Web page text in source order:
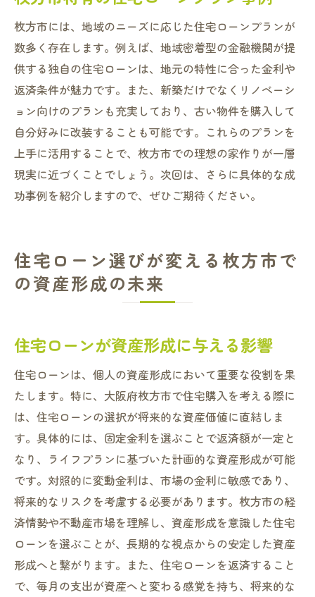
枚方市には、地域のニーズに応じた住宅ローンプランが
数多く存在します。例えば、地域密着型の金融機関が提
供する独自の住宅ローンは、地元の特性に合った金利や
返済条件が魅力です。また、新築だけでなくリノベーシ
ョン向けのプランも充実しており、古い物件を購入して
自分好みに改装することも可能です。これらのプランを
上手に活用することで、枚方市での理想の家作りが一層
現実に近づくことでしょう。次回は、さらに具体的な成
功事例を紹介しますので、ぜひご期待ください。
住宅ローン選びが変える枚方市で
の資産形成の未来
住宅ローンが資産形成に与える影響
住宅ローンは、個人の資産形成において重要な役割を果
たします。特に、大阪府枚方市で住宅購入を考える際に
は、住宅ローンの選択が将来的な資産価値に直結しま
す。具体的には、固定金利を選ぶことで返済額が一定と
なり、ライフプランに基づいた計画的な資産形成が可能
です。対照的に変動金利は、市場の金利に敏感であり、
将来的なリスクを考慮する必要があります。枚方市の経
済情勢や不動産市場を理解し、資産形成を意識した住宅
ローンを選ぶことが、長期的な視点からの安定した資産
形成へと繋がります。また、住宅ローンを返済すること
で、毎月の支出が資産へと変わる感覚を持ち、将来的な